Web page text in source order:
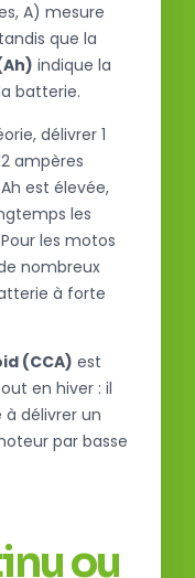
A) mesure
que la
indique la
batterie.
délivrer 1
ampères
est élevée,
les
les motos
nombreux
à forte
(CCA) est
en hiver : il
délivrer un
par basse
ou